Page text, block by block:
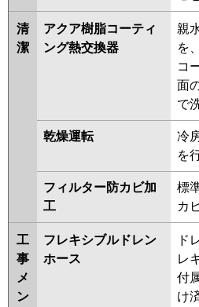
パナソニック PA-
PA-
清
潔
アクア樹脂コーティ
ング熱交換器
親
を
コ
面
で
乾燥運転
冷
を
フィルター防カビ加
工
標
カ
工
事
メ
ン
フレキシブルドレン
ホース
ド
レ
付
け